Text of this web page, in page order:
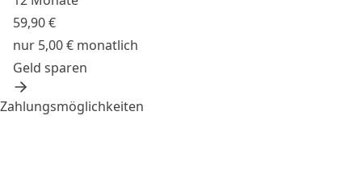
59,90 €
nur 5,00 € monatlich
Geld sparen
Zahlungsmöglichkeiten